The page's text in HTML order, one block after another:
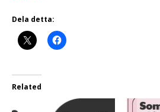
Dela detta:
Related